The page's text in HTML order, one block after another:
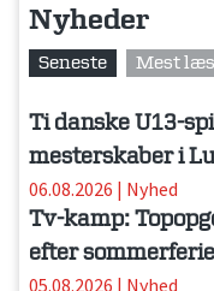
Nyheder
Seneste Mest
Ti danske U13-
mesterskaber i
06.08.2026 | Nyhed
Tv-kamp:
efter
05.08.2026 | Nyhed